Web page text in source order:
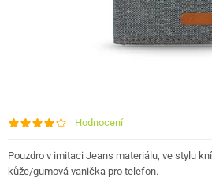
Hodnocení
Pouzdro v imitaci Jeans materiálu, ve stylu
kůže/gumová vanička pro telefon.